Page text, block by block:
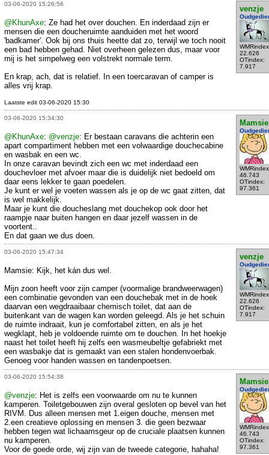
03-06-2020 15:26:56
venzje
22.626
OTindex:
7.917
@KhunAxe: Ze had het over douchen. En inderdaad zijn er
mensen die een doucheruimte aanduiden met het woord
'badkamer'. Ook bij ons thuis heette dat zo, terwijl we toch nooit
een bad hebben gehad. Niet overheen gelezen dus, maar voor
mij is het simpelweg een volstrekt normale term.
En krap, ach, dat is relatief. In een toercaravan of camper is
alles vrij krap.
Laatste edit 03-06-2020 15:30
03-06-2020 15:34:30
Mamsie
46.743
OTindex:
97.361
@KhunAxe: @venzje: Er bestaan caravans die achterin een
apart compartiment hebben met een volwaardige douchecabine
en wasbak en een wc.
In onze caravan bevindt zich een wc met inderdaad een
douchevloer met afvoer maar die is duidelijk niet bedoeld om
daar eens lekker te gaan poedelen.
Je kunt er wel je voeten wassen als je op de wc gaat zitten, dat
is wel makkelijk.
Maar je kunt die doucheslang met douchekop ook door het
raampje naar buiten hangen en daar jezelf wassen in de
voortent..
En dat gaan we dus doen.
03-06-2020 15:47:34
venzje
22.626
OTindex:
7.917
Mamsie: Kijk, het kán dus wel.
Mijn zoon heeft voor zijn camper (voormalige brandweerwagen)
een combinatie gevonden van een douchebak met in de hoek
daarvan een wegdraaibaar chemisch toilet, dat aan de
buitenkant van de wagen kan worden geleegd. Als je het schuin
de ruimte indraait, kun je comfortabel zitten, en als je het
wegklapt, heb je voldoende ruimte om te douchen. In het hoekje
naast het toilet heeft hij zelfs een wasmeubeltje gefabriekt met
een wasbakje dat is gemaakt van een stalen hondenvoerbak.
Genoeg voor handen wassen en tandenpoetsen.
03-06-2020 15:54:38
Mamsie
46.743
OTindex:
97.361
@venzje: Het is zelfs een voorwaarde om nu te kunnen
kamperen. Toiletgebouwen zijn overal gesloten op bevel van het
RIVM. Dus alleen mensen met 1.eigen douche, mensen met
2.een creatieve oplossing en mensen 3. die geen bezwaar
hebben tegen wat lichaamsgeur op de cruciale plaatsen kunnen
nu kamperen.
Voor de goede orde, wij zijn van de tweede categorie, hahaha!